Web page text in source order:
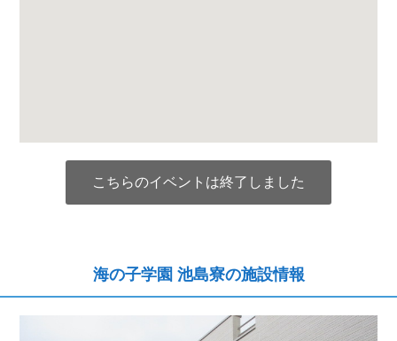
こちらのイベントは終了しました
海の子学園 池島寮の施設情報